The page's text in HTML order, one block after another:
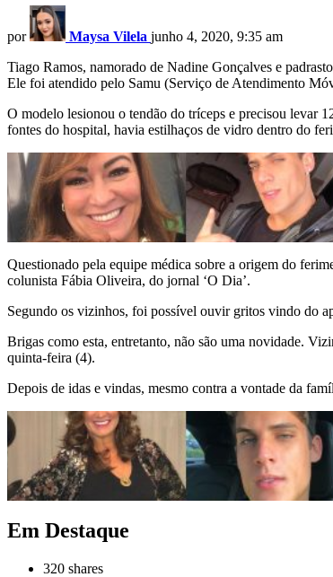
por Maysa Vilela junho 4, 2020, 9:35 am
Tiago Ramos, namorado de Nadine Gonçalves e
Ele foi atendido pelo Samu (Serviço de Atendimento
O modelo lesionou o tendão do tríceps e precisou levar
fontes do hospital, havia estilhaços de vidro dentro do
Questionado pela equipe médica sobre a origem do
colunista Fábia Oliveira, do jornal ‘O Dia’.
Segundo os vizinhos, foi possível ouvir gritos vindo do
Brigas como esta, entretanto, não são uma novidade.
quinta-feira (4).
Depois de idas e vindas, mesmo contra a vontade da
Em Destaque
320 shares